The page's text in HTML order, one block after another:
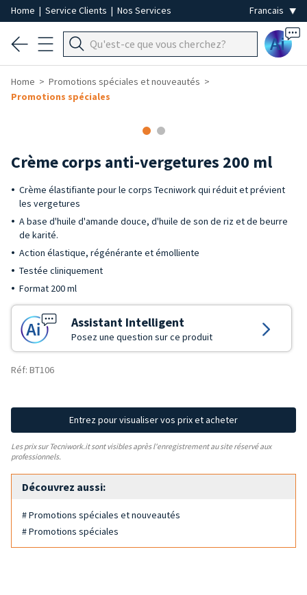
Home | Service Clients | Nos Services
Ai
Home
Promotions spéciales et nouveautés
Promotions spéciales
Crème corps anti-vergetures 200 ml
Crème élastifiante pour le corps Tecniwork qui réduit et prévient
les vergetures
A base d'huile d'amande douce, d'huile de son de riz et de beurre
de karité.
Action élastique, régénérante et émolliente
Testée cliniquement
Format 200 ml
Assistant Intelligent
Posez une question sur ce produit
Réf: BT106
Entrez pour visualiser vos prix et acheter
Les prix sur Tecniwork.it sont visibles après l'enregistrement au site réservé aux
professionnels.
Découvrez aussi:
# Promotions spéciales et nouveautés
# Promotions spéciales